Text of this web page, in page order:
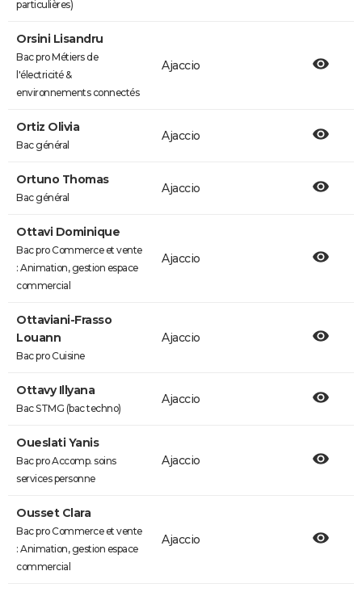
particulières)
Orsini Lisandru
Bac pro Métiers de
l'électricité &
environnements connectés
Ajaccio
Ortiz Olivia
Bac général
Ajaccio
Ortuno Thomas
Bac général
Ajaccio
Ottavi Dominique
Bac pro Commerce et vente
: Animation, gestion espace
commercial
Ajaccio
Ottaviani-Frasso
Louann
Bac pro Cuisine
Ajaccio
Ottavy Illyana
Bac STMG (bac techno)
Ajaccio
Oueslati Yanis
Bac pro Accomp. soins
services personne
Ajaccio
Ousset Clara
Bac pro Commerce et vente
: Animation, gestion espace
commercial
Ajaccio